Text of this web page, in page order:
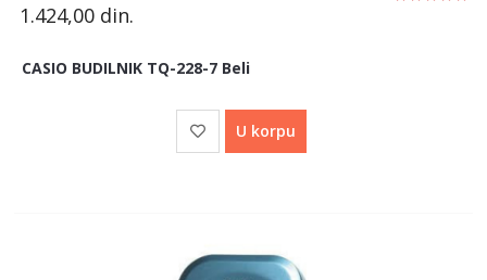
1.424,00 din.
CASIO BUDILNIK TQ-228-7 Beli
U korpu